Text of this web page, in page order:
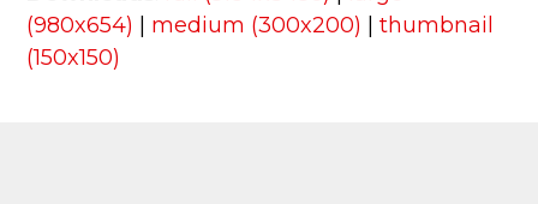
(980x654)
medium (300x200) |thumbnail
(150x150)